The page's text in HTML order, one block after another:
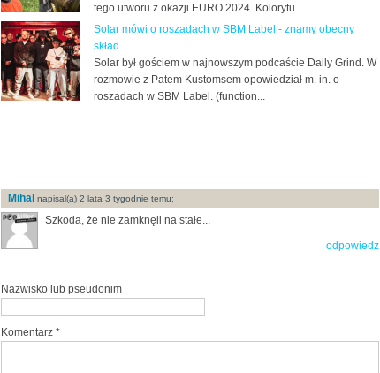
tego utworu z okazji EURO 2024. Kolorytu...
Solar mówi o roszadach w SBM Label - znamy obecny
skład
Solar był gościem w najnowszym podcaście Daily Grind. W
rozmowie z Patem Kustomsem opowiedział m. in. o
roszadach w SBM Label. (function...
Mihal napisal(a) 2 lata 3 tygodnie temu:
Szkoda, że nie zamknęli na stałe...
odpowiedz
Nazwisko lub pseudonim
Komentarz *